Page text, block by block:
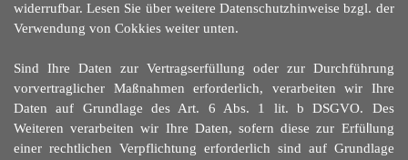
widerrufbar. Lesen Sie über weitere Datenschutzhinweise bzgl. der
Verwendung von Cokkies weiter unten.
Sind Ihre Daten zur Vertragserfüllung oder zur Durchführung
vorvertraglicher Maßnahmen erforderlich, verarbeiten wir Ihre
Daten auf Grundlage des Art. 6 Abs. 1 lit. b DSGVO. Des
Weiteren verarbeiten wir Ihre Daten, sofern diese zur Erfü lung
einer rechtlichen Verpflichtung erforderlich sind auf Grundlage